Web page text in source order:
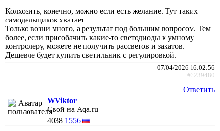
Колхозить, конечно, можно если есть желание. Тут таких
самодельщиков хватает.
Только возни много, а результат под большим вопросом. Тем
более, если присобачить какие-то светодиоды к умному
контролеру, можете не получить рассветов и закатов.
Дешевле будет купить светильник с регулировкой.
07/04/2026 16:02:56
#3239480
Ответить
WViktor
Свой на Aqa.ru
4038 1556